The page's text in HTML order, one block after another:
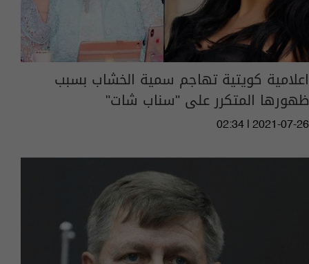
اعلامية كويتية تهاجم سمية الخشاب بسبب
ظهورها المتكرر على "سناب شات"
02:34 | 2021-07-26